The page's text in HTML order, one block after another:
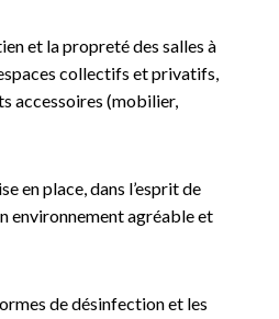
et la propreté des salles à
collectifs et privatifs,
accessoires (mobilier,
en place, dans l’esprit de
environnement agréable et
de désinfection et les